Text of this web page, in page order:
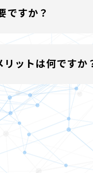
ですか？
の期間で導入が可能で
発生する場合もござ
ットは何ですか
たノウハウやIT技術を
ているため、試験運
自体の把握が困難な
発しているため、最
や、合格証や認定カ